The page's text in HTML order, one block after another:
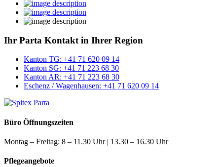
Ihr Parta Kontakt in Ihrer Region
Kanton TG: +41 71 620 09 14
Kanton SG: +41 71 223 68 30
Kanton AR: +41 71 223 68 30
Eschenz / Wagenhausen: +41 71 620 09 14
Büro Öffnungszeiten
Montag – Freitag: 8 – 11.30 Uhr | 13.30 – 16.30 Uhr
Pflegeangebote